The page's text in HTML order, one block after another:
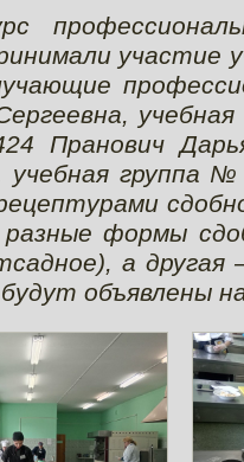
участие
Пранович
группа №
формы
а другая
объявлены